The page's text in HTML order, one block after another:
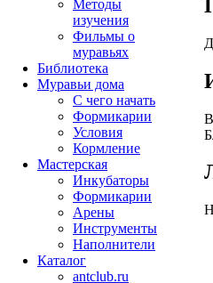
Методы
изучения
Фильмы о
муравьях
Библиотека
Муравьи дома
С чего начать
Формикарии
Условия
Кормление
Мастерская
Инкубаторы
Формикарии
Арены
Инструменты
Наполнители
Каталог
antclub.ru